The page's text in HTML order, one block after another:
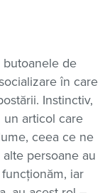
butoanele de
în care
Instinctiv,
articol care
ceea ce ne
persoane au
iar